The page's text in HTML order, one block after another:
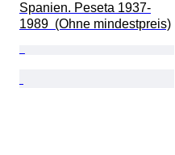
Spanien. Peseta 1937-
1989  (Ohne mindestpreis)